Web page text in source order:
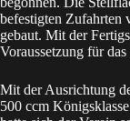
befestigten Zufahrten
gebaut. Mit der
Voraussetzung für
Mit der Ausrichtung
500 ccm